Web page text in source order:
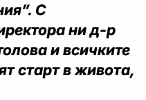
С
ни д-р
и всичките
старт в живота,